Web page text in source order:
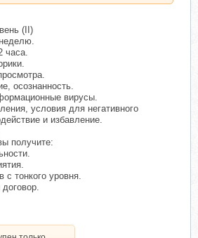
(II)
часа.
осознанность.
вирусы.
условия для негативного
и избавление.
получите:
тонкого уровня.